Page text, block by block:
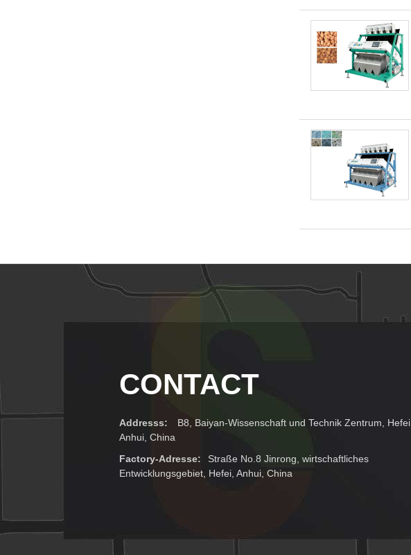
CONTACT
Addresss:
B8, Baiyan-Wissenschaft und Technik Zentrum, Hefei,
Anhui, China
Factory-Adresse:
Straße No.8 Jinrong, wirtschaftliches
Entwicklungsgebiet, Hefei, Anhui, China